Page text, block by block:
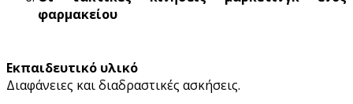
φαρμακείου
Εκπαιδευτικό υλικό
Διαφάνειες και διαδραστικές ασκήσεις.